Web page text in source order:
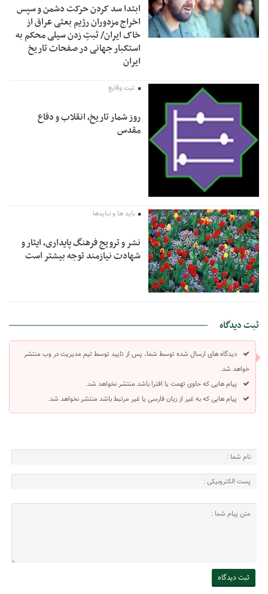
ابتدا سد کردن حرکت دشمن و سپس
اخراج مزدوران رژیم بعثی عراق از
خاک ایران/ ثبتِ زدن سیلی محکم به
استکبار جهانی در صفحات تاریخ
ایران
ثبت وقایع
روز شمار تاریخ، انقلاب و دفاع
مقدس
باید ها و نبایدها
نشر و ترویج فرهنگ پایداری، ایثار و
شهادت نیازمند توجه بیشتر است
ثبت دیدگاه
دیدگاه های ارسال شده توسط شما، پس از تایید توسط تیم مدیریت در وب منتشر
خواهد شد.
پیام هایی که حاوی تهمت یا افترا باشد منتشر نخواهد شد.
پیام هایی که به غیر از زبان فارسی یا غیر مرتبط باشد منتشر نخواهد شد.